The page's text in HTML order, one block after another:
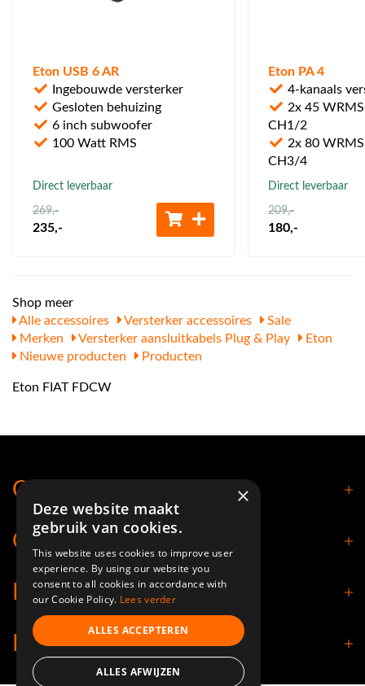
Eton USB 6 AR
Ingebouwde versterker
Gesloten behuizing
6 inch subwoofer
100 Watt RMS
Direct leverbaar
269,-
235,-
Eton PA 4
4-kanaals
2x 45
CH1/2
2x 80
CH3/4
Direct leverbaar
209,-
180,-
Shop meer
Alle accessoires
Versterker accessoires
Sale
Merken
Versterker aansluitkabels Plug & Play
Eton
Nieuwe producten
Producten
Eton FIAT FDCW
Contact
Openingstijden
Klantenservice
Informatie
×
Deze website maakt
gebruik van cookies.
This website uses cookies to improve user
experience. By using our website you
consent to all cookies in accordance with
our Cookie Policy. Lees verder
ALLES ACCEPTEREN
ALLES AFWIJZEN